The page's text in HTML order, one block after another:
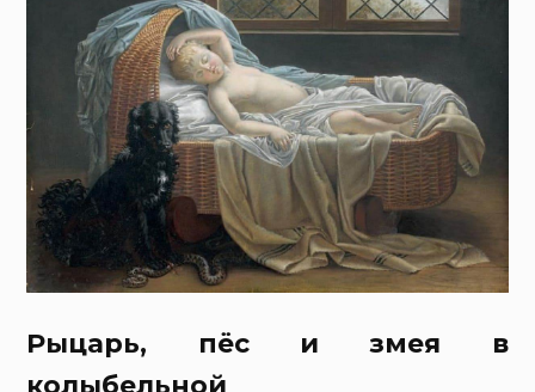
Рыцарь, пёс и змея в
колыбельной